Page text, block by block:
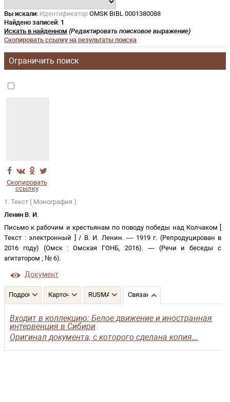
Вы искали: Идентификатор OMSK BIBL 0001380088
Найдено записей: 1
Искать в найденном (Редактировать поисковое выражение)
Скопировать ссылку на результаты поиска
Ограничить поиск
Скопировать
ссылку
1. Текст ( Монография ).
Ленин В. И.
Письмо к рабочим и крестьянам по поводу победы над Колчаком
Текст :электронный / В. И. Ленин. — 1919 г. (Репродуцирован в
2016 году) (Омск : Омская ГОНБ, 2016). — (Речи и беседы с
агитатором ; № 6).
Документ
Подробнее Карточка RUSMARC Связанные записи
Входит в коллекцию: Белое движение и иностранная
интервенция в Сибири
Оригинал документа, с которого сделана копия...